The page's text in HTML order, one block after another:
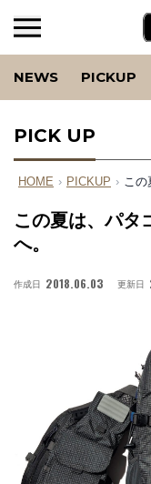
NEWS PICKUP
PICK UP
HOME › PICKUP › こ
この夏は、パタ
へ。
作成日 2018.06.03 更新日